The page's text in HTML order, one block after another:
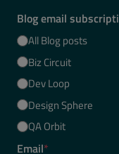
Blog email
All Blog posts
Biz Circuit
Dev Loop
Design Sphere
QA Orbit
Email*